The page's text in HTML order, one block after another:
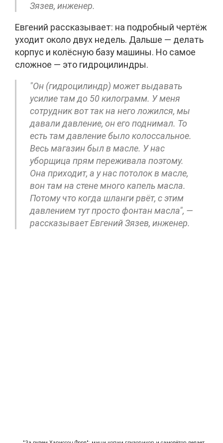
Зязев, инженер.
Евгений рассказывает: на подробный чертёж
уходит около двух недель. Дальше — делать
корпус и колёсную базу машины. Но самое
сложное — это гидроцилиндры.
"Он (гидроцилиндр) может выдавать
усилие там до 50 килограмм. У меня
сотрудник вот так на него ложился, мы
давали давление, он его поднимал. То
есть там давление было колоссальное.
Весь магазин был в масле. У нас
уборщица прям переживала поэтому.
Она приходит, а у нас потолок в масле,
вон там на стене много капель масла.
Потому что когда шланги рвёт, с этим
давлением тут просто фонтан масла", —
рассказывает Евгений Зязев, инженер.